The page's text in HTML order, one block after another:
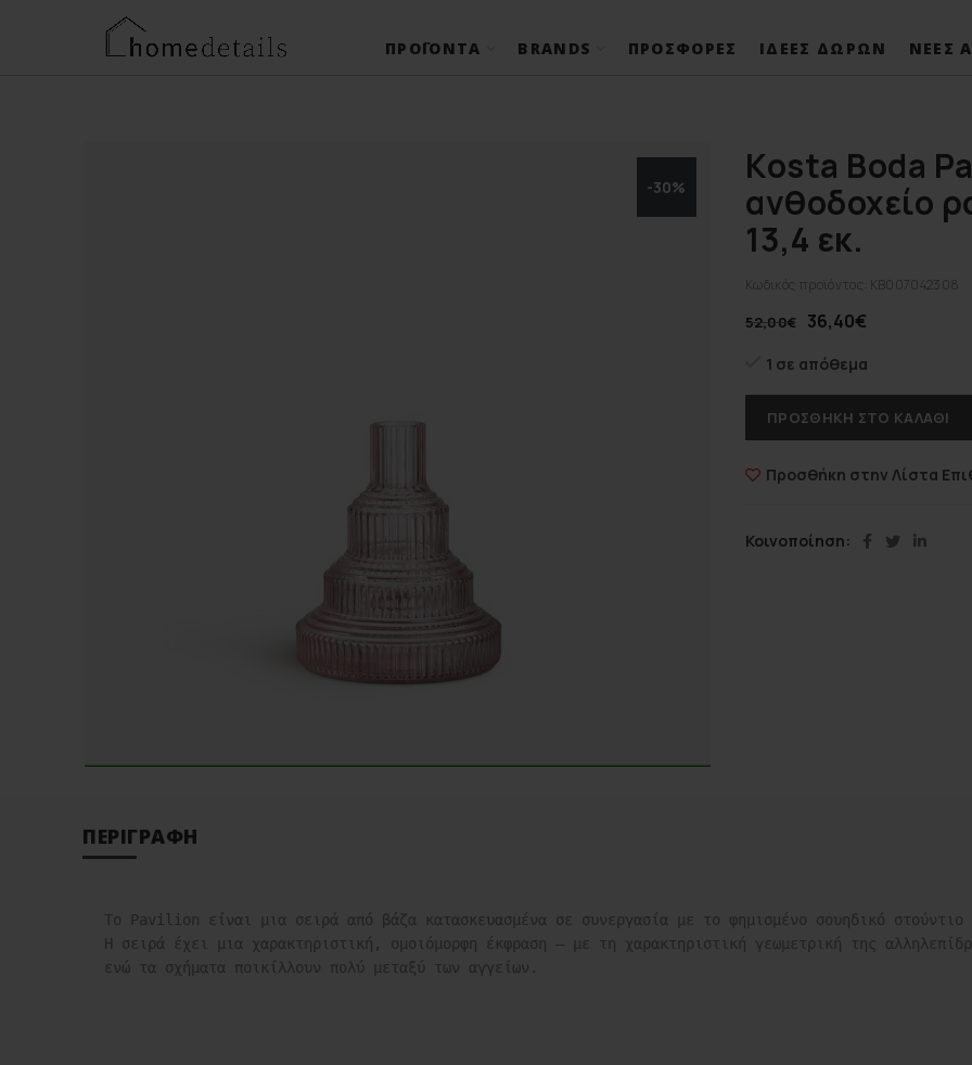
ΠΡΟΪΌΝΤΑ BRANDS ΠΡΟΣΦΟΡΈΣ ΙΔΈΕΣ ΔΏΡΩΝ ΝΈΕΣ
-30%
Kosta Boda
ανθοδοχείο
13,4 εκ.
Κωδικός προϊόντος: KB007042308
52,00€ 36,40€
1 σε απόθεμα
ΠΡΟΣΘΉΚΗ ΣΤΟ ΚΑΛΆΘΙ
Προσθήκη στην Λίστα
Κοινοποίηση
ΠΕΡΙΓΡΑΦΉ
Το Pavilion είναι μια σειρά από βάζα κατασκευασμένα σε συνεργασία με το φημισμένο σουηδικό
Η σειρά έχει μια χαρακτηριστική, ομοιόμορφη έκφραση – με τη χαρακτηριστική γεωμετρική της
ενώ τα σχήματα ποικίλλουν πολύ μεταξύ των αγγείων.